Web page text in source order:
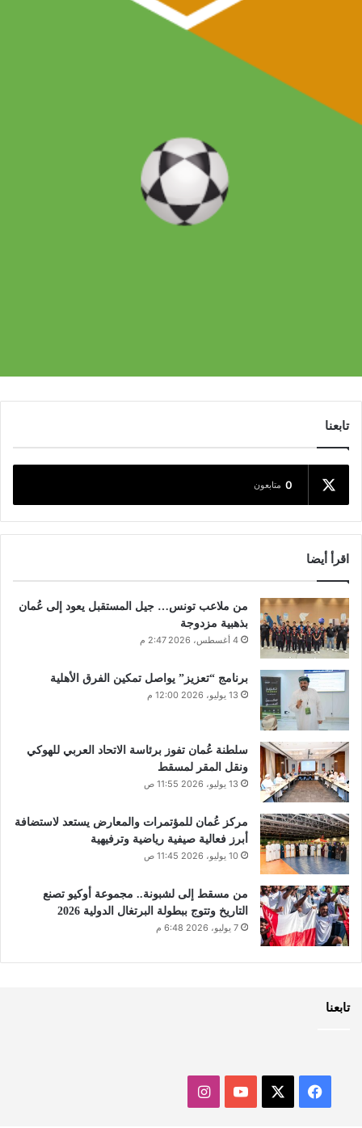
تابعنا
0 متابعون
اقرأ أيضا
من ملاعب تونس… جيل المستقبل يعود إلى عُمان
بذهبية مزدوجة
4 أغسطس، 2026 2:47 م
برنامج “تعزيز” يواصل تمكين الفرق الأهلية
13 يوليو، 2026 12:00 م
سلطنة عُمان تفوز برئاسة الاتحاد العربي للهوكي
ونقل المقر لمسقط
13 يوليو، 2026 11:55 ص
مركز عُمان للمؤتمرات والمعارض يستعد لاستضافة
أبرز فعالية صيفية رياضية وترفيهية
10 يوليو، 2026 11:45 ص
من مسقط إلى لشبونة.. مجموعة أوكيو تصنع
التاريخ وتتوج ببطولة البرتغال الدولية 2026
7 يوليو، 2026 6:48 م
تابعنا
فيسبوك ‫YouTubeانستقرام